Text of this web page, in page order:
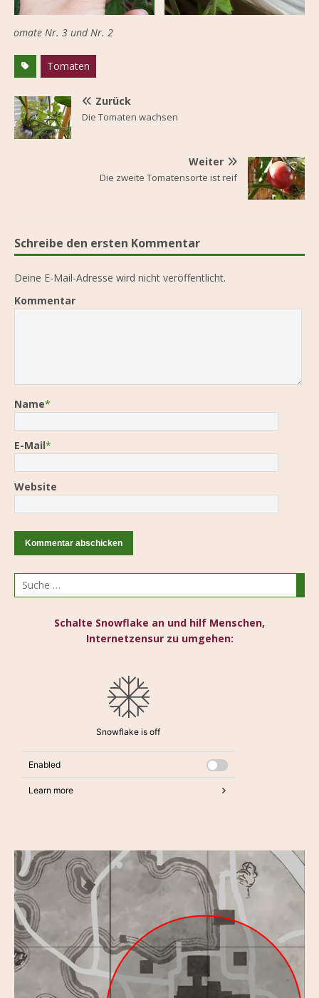
Tomate Nr. 3 und Nr. 2
Tomaten
Zurück
Die Tomaten wachsen
Weiter
Die zweite Tomatensorte ist reif
Schreibe den ersten Kommentar
Deine E-Mail-Adresse wird nicht veröffentlicht.
Kommentar
Name*
E-Mail*
Website
Schalte Snowflake an und hilf Menschen,
Internetzensur zu umgehen: